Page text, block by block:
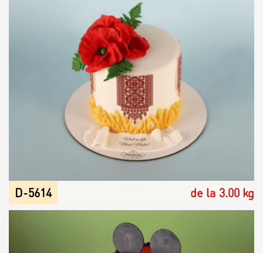
Personalized Desserts
Kalach
Cake (Slice)
Dessert
Macaron
Contacts
D-5614 de la 3.00 kg